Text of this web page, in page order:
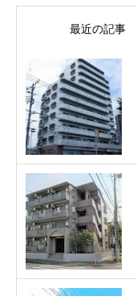
最近の記事